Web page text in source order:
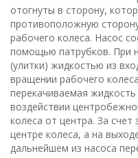
отогнуты в сторону,
противоположную
рабочего колеса. Насос
помощью патрубков. При
(улитки) жидкостью из
вращении рабочего
перекачиваемая
воздействии
колеса от центра. За
центре колеса, а на
дальнейшем из насоса